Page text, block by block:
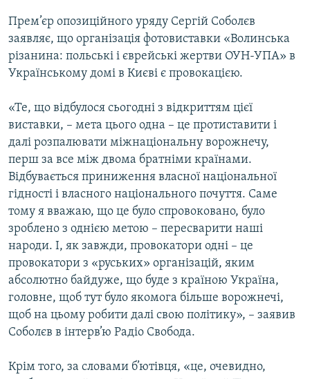
Прем’єр опозиційного уряду Сергій Соболєв
заявляє, що організація фотовиставки «Волинська
різанина: польські і єврейські жертви ОУН-УПА» в
Українському домі в Києві є провокацією.
«Те, що відбулося сьогодні з відкриттям цієї
виставки, – мета цього одна – це протиставити і
далі розпалювати міжнаціональну ворожнечу,
перш за все між двома братніми країнами.
Відбувається приниження власної національної
гідності і власного національного почуття. Саме
тому я вважаю, що це було спровоковано, було
зроблено з однією метою – пересварити наші
народи. І, як завжди, провокатори одні – це
провокатори з «руських» організацій, яким
абсолютно байдуже, що буде з країною Україна,
головне, щоб тут було якомога більше ворожнечі,
щоб на цьому робити далі свою політику», – заявив
Соболєв в інтерв’ю Радіо Свобода.
Крім того, за словами б’ютівця, «це, очевидно,